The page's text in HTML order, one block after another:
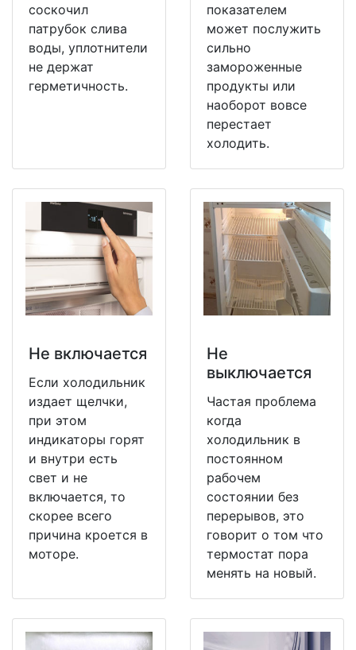
соскочил
патрубок слива
воды, уплотнители
не держат
герметичность.
показателем
может послужить
сильно
замороженные
продукты или
наоборот вовсе
перестает
холодить.
Не включается
Если холодильник
издает щелчки,
при этом
индикаторы горят
и внутри есть
свет и не
включается, то
скорее всего
причина кроется в
моторе.
Не
выключается
Частая проблема
когда
холодильник в
постоянном
рабочем
состоянии без
перерывов, это
говорит о том что
термостат пора
менять на новый.